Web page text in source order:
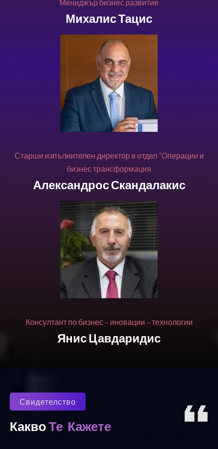
Мениджър бизнес развитие
Михалис Тацис
Старши изпълнителен директор в отдел "Операции и
бизнес трансформация
Александрос Скандалакис
Консултант по бизнес - иновации - технологии
Янис Цавдаридис
Свидетелство
Какво Те Кажете